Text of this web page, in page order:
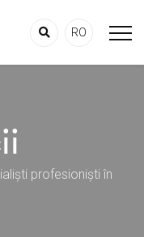
RO
profesioniști în